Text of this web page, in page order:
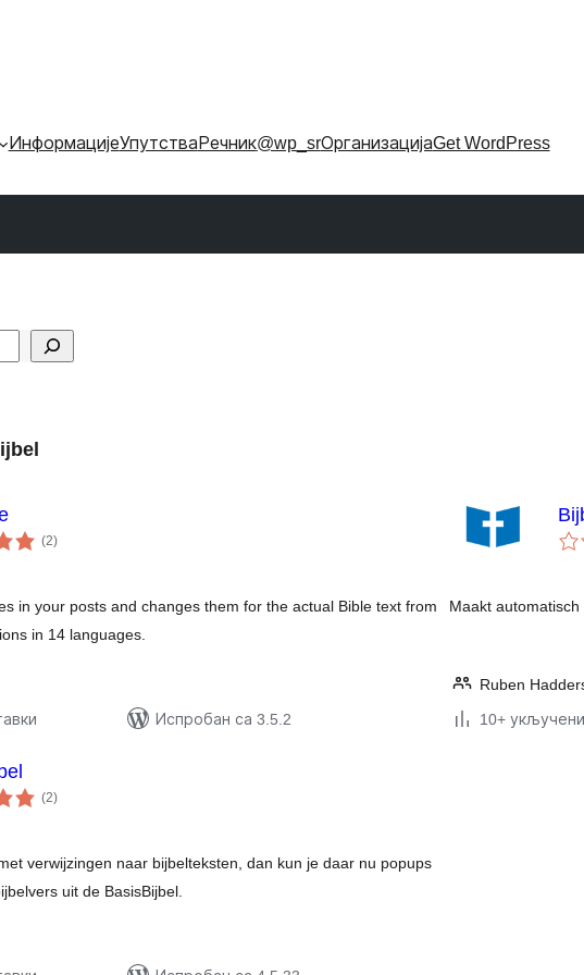
ИнформацијеУпутства Речник@wp_srОрганизацијаGet WordPress
(2укупних
оцена
)
in your posts and changes them for the actual Bible text from
in 14 languages.
Испробан са 3.5.2
Maakt
Ruben
10+
(2укупних
оцена
)
verwijzingen naar bijbelteksten, dan kun je daar nu popups
uit de BasisBijbel.